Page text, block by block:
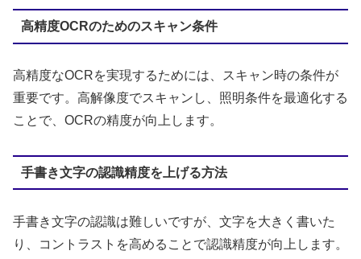
高精度OCRのためのスキャン条件
高精度なOCRを実現するためには、スキャン時の条件が
重要です。高解像度でスキャンし、照明条件を最適化する
ことで、OCRの精度が向上します。
手書き文字の認識精度を上げる方法
手書き文字の認識は難しいですが、文字を大きく書いた
り、コントラストを高めることで認識精度が向上します。